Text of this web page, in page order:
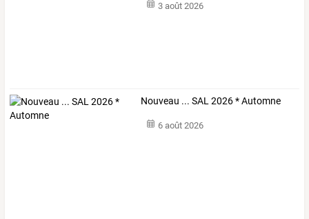
3 août 2026
Nouveau ... SAL 2026 * Automne
6 août 2026